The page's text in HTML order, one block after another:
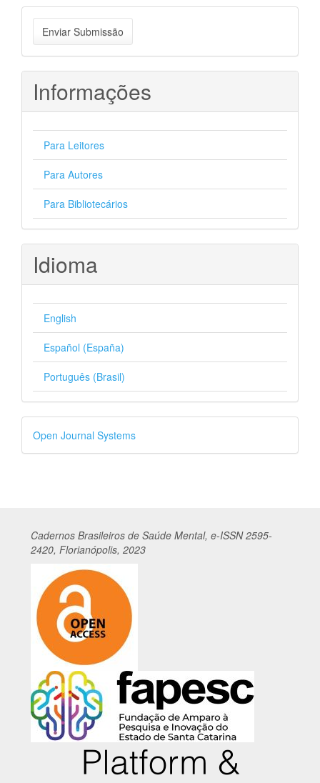
Enviar
Submissão
Enviar Submissão
Informações
Para Leitores
Para Autores
Para Bibliotecários
Idioma
English
Español (España)
Português (Brasil)
Desenvolvido
por
Open Journal Systems
Cadernos Brasileiros de Saúde Mental, e-ISSN 2595-
2420, Florianópolis, 2023